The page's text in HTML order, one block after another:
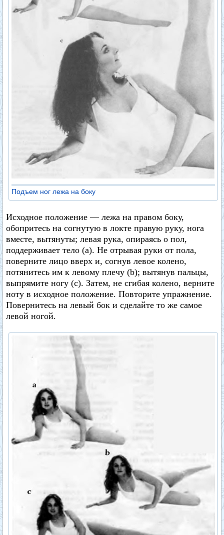
Подъем ног лежа на боку
Исходное положение — лежа на правом боку,
обопритесь на согнутую в локте правую руку, нога
вместе, вытянуты; левая рука, опираясь о пол,
поддерживает тело (а). Не отрывая руки от пола,
поверните лицо вверх и, согнув левое колено,
потянитесь им к левому плечу (b); вытянув пальцы,
выпрямите ногу (с). Затем, не сгибая колено, верните
ноту в исходное положение. Повторите упражнение.
Повернитесь на левый бок и сделайте то же самое
левой ногой.